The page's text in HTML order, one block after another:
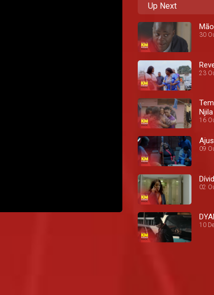
Up Next
30
23
Njila
16
09
02
10